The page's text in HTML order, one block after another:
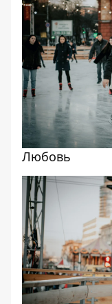
Любовь